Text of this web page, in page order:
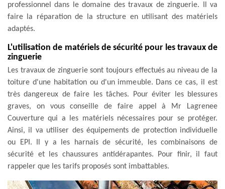
professionnel dans le domaine des travaux de zinguerie. Il va
faire la réparation de la structure en utilisant des matériels
adaptés.
L'utilisation de matériels de sécurité pour les travaux de
zinguerie
Les travaux de zinguerie sont toujours effectués au niveau de la
toiture d'une habitation ou d'un immeuble. Dans ce cas, il est
très dangereux de faire les tâches. Pour éviter les blessures
graves, on vous conseille de faire appel à Mr Lagrenee
Couverture qui a les matériels nécessaires pour se protéger.
Ainsi, il va utiliser des équipements de protection individuelle
ou EPI. Il y a les harnais de sécurité, les combinaisons de
sécurité et les chaussures antidérapantes. Pour finir, il faut
rappeler que les tarifs proposés sont imbattables.